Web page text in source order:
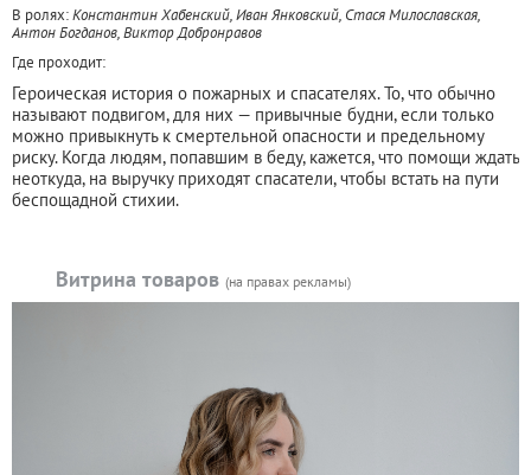
В ролях:Константин Хабенский, Иван Янковский, Стася Милославская,
Антон Богданов, Виктор Добронравов
Где проходит:
Героическая история о пожарных и спасателях. То, что обычно
называют подвигом, для них — привычные будни, если только
можно привыкнуть к смертельной опасности и предельному
риску. Когда людям, попавшим в беду, кажется, что помощи ждать
неоткуда, на выручку приходят спасатели, чтобы встать на пути
беспощадной стихии.
Витрина товаров (на правах рекламы)